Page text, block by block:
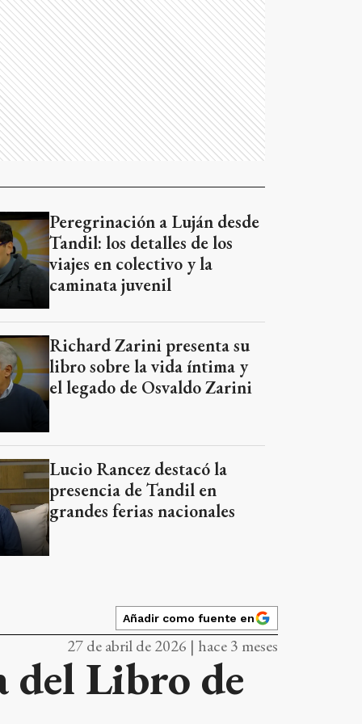
Peregrinación a Luján desde
Tandil: los detalles de los
viajes en colectivo y la
caminata juvenil
Richard Zarini presenta su
libro sobre la vida íntima y
el legado de Osvaldo Zarini
Lucio Rancez destacó la
presencia de Tandil en
grandes ferias nacionales
Añadir como fuente en
27 de abril de 2026 | hace 3 meses
del Libro de